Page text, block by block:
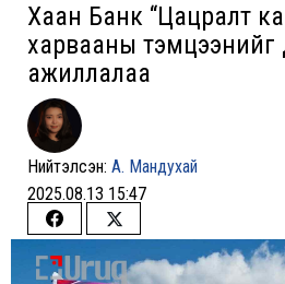
Хаан Банк “Цацралт
харвааны
ажиллалаа
Нийтэлсэн: А. Мандухай
2025.08.13 15:47
Share
on
Share
on